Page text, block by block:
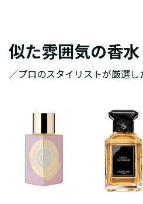
似た雰囲気の香水
／プロのスタイリストが厳選